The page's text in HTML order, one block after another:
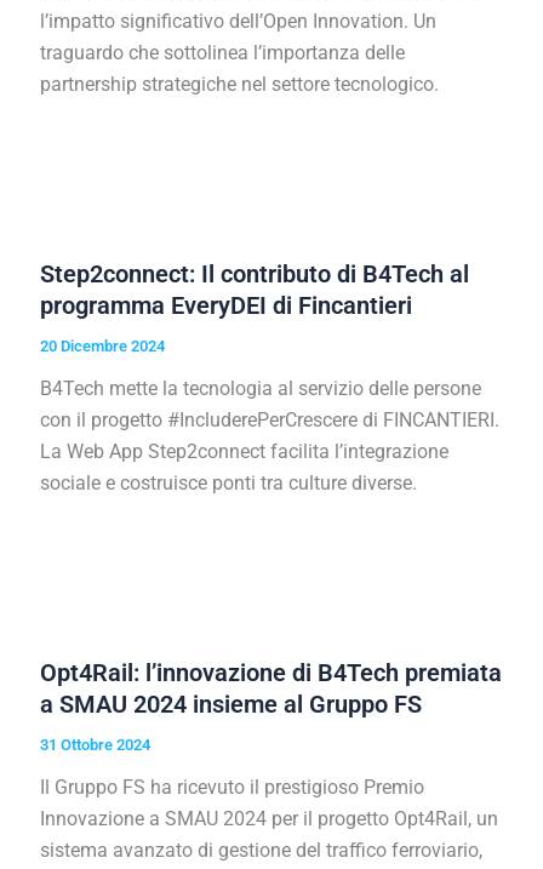
l’impatto significativo dell’Open Innovation. Un
traguardo che sottolinea l’importanza delle
partnership strategiche nel settore tecnologico.
Step2connect: Il contributo di B4Tech al
programma EveryDEI di Fincantieri
20 Dicembre 2024
B4Tech mette la tecnologia al servizio delle persone
con il progetto #IncluderePerCrescere di FINCANTIERI.
La Web App Step2connect facilita l’integrazione
sociale e costruisce ponti tra culture diverse.
Opt4Rail: l’innovazione di B4Tech premiata
a SMAU 2024 insieme al Gruppo FS
31 Ottobre 2024
Il Gruppo FS ha ricevuto il prestigioso Premio
Innovazione a SMAU 2024 per il progetto Opt4Rail, un
sistema avanzato di gestione del traffico ferroviario,